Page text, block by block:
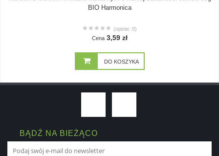
BIO Harmonica
(opinie: 0)
Cena 3,59 zł
DO KOSZYKA
BĄDŹ NA BIEŻĄCO